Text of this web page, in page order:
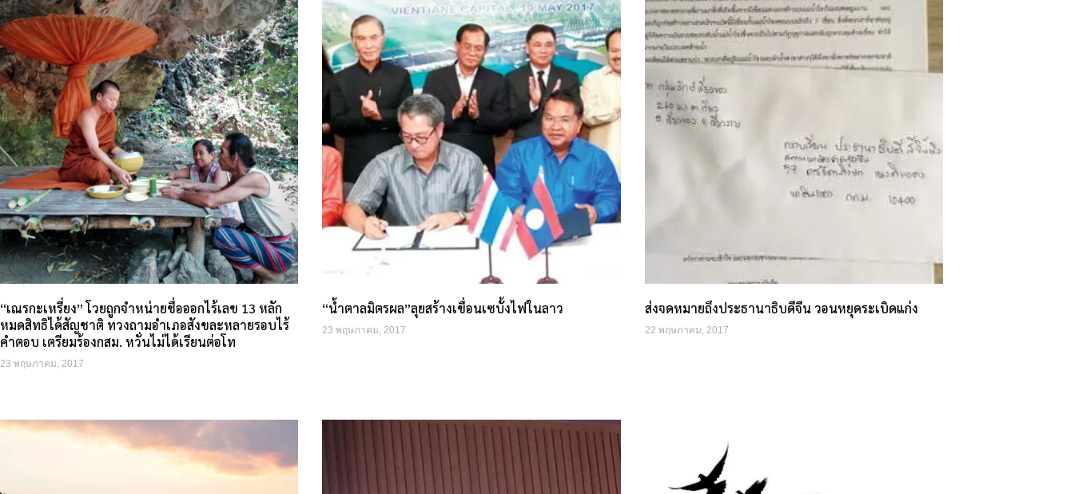
“เณรกะเหรี่ยง” โวยถูกจำหน่ายชื่อออกไร้เลข 13 หลัก
หมดสิทธิได้สัญชาติ ทวงถามอำเภอสังขละหลายรอบไร้
คำตอบ เตรียมร้องกสม. หวั่นไม่ได้เรียนต่อโท
23 พฤษภาคม, 2017
“น้ำตาลมิตรผล”ลุยสร้างเขื่อนเซบั้งไฟในลาว
23 พฤษภาคม, 2017
ส่งจดหมายถึงประธานาธิบดีจีน วอนหยุดระเบิดแก่ง
22 พฤษภาคม, 2017